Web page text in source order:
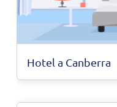
Hotel a Canberra